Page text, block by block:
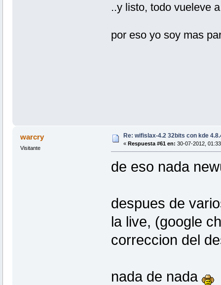
..y listo, todo vueleve
por eso yo soy mas
warcry
Visitante
Re: wifislax-4.2 32bits con kde
« Respuesta #61 en: 30-07-2012,
de eso nada
despues de
la live, (google
correccion del
nada de nada